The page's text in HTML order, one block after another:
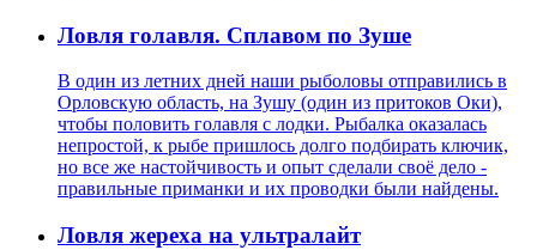
Ловля голавля. Сплавом по Зуше
В один из летних дней наши рыболовы отправились в
Орловскую область, на Зушу (один из притоков Оки),
чтобы половить голавля с лодки. Рыбалка оказалась
непростой, к рыбе пришлось долго подбирать ключик,
но все же настойчивость и опыт сделали своё дело -
правильные приманки и их проводки были найдены.
Ловля жереха на ультралайт